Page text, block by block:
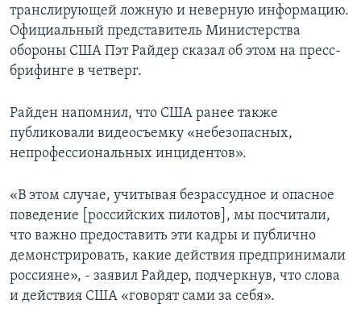
транслирующей ложную и неверную информацию.
Официальный представитель Министерства
обороны США Пэт Райдер сказал об этом на пресс-
брифинге в четверг.
Райден напомнил, что США ранее также
публиковали видеосъемку «небезопасных,
непрофессиональных инцидентов».
«В этом случае, учитывая безрассудное и опасное
поведение [российских пилотов], мы посчитали,
что важно предоставить эти кадры и публично
демонстрировать, какие действия предпринимали
россияне», - заявил Райдер, подчеркнув, что слова
и действия США «говорят сами за себя».